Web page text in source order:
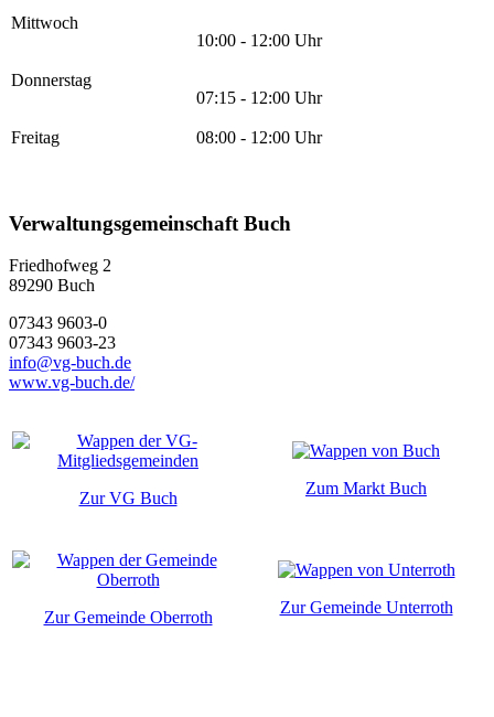
Mittwoch
10:00 - 12:00 Uhr
Donnerstag
07:15 - 12:00 Uhr
Freitag 08:00 - 12:00 Uhr
Verwaltungsgemeinschaft Buch
Friedhofweg 2
89290 Buch
07343 9603-0
07343 9603-23
info@vg-buch.de
www.vg-buch.de/
Zur VG Buch
Zum Markt Buch
Zur Gemeinde Oberroth
Zur Gemeinde Unterroth